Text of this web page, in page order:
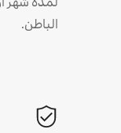
الباطن.